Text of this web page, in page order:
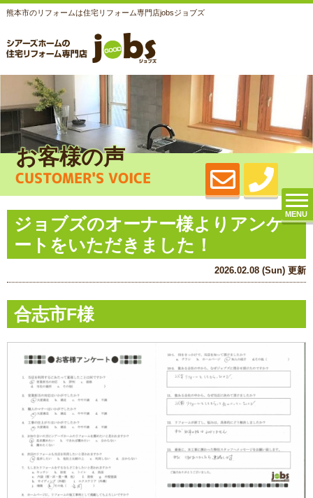
熊本市のリフォームは住宅リフォーム専門店jobsジョブズ
MENU
お客様の声
CUSTOMER'S VOICE
ジョブズのオーナー様よりアンケ
ートをいただきました！
2026.02.08 (Sun) 更新
合志市F様